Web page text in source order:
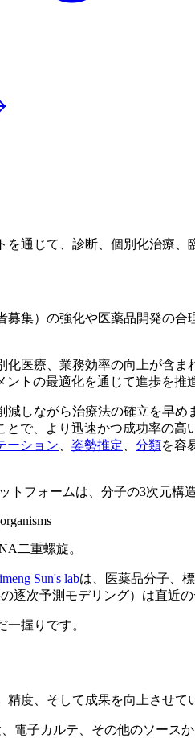
通じて、診断、個別化治療、
集）の強化や医薬品開発の
医療、業務効率の向上が含
トの最適化を通じて進歩を推
しながら治療法の確立を早
で、より迅速かつ成功率の高
ーション 姿勢推定 分類を容
トフォームは、分子の3次元構
二重螺旋。
Sun's labは、医薬品分子、
逐次予測モデリング）は直近
握りです。
度、そして成果を向上させ
電子カルテ、その他のソース